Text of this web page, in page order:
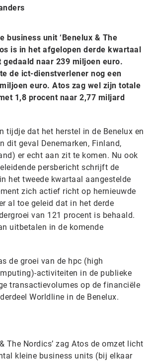
business unit ‘Benelux & The
is in het afgelopen derde kwartaal
gedaald naar 239 miljoen euro.
de ict-dienstverlener nog een
euro. Atos zag wel zijn totale
1,8 procent naar 2,77 miljard
tijdje dat het herstel in de Benelux en
dit geval Denemarken, Finland,
er echt aan zit te komen. Nu ook
persbericht schrijft de
het tweede kwartaal aangestelde
zich actief richt op hernieuwde
al toe geleid dat in het derde
van 121 procent is behaald.
uitbetalen in de komende
de groei van de hpc (high
activiteiten in de publieke
transactievolumes op de financiële
Worldline in de Benelux.
The Nordics’ zag Atos de omzet licht
kleine business units (bij elkaar